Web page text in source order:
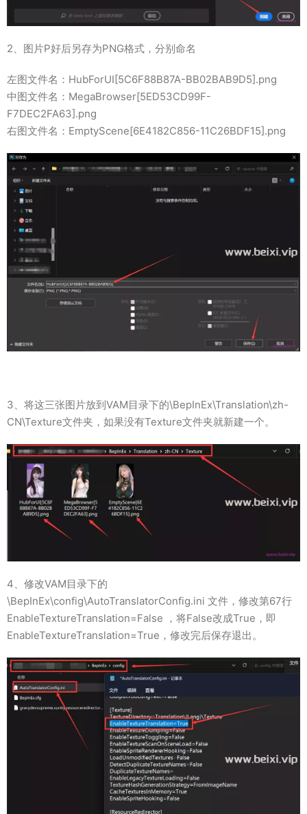
2、图片P好后另存为PNG格式，分别命名
左图文件名：HubForUI[5C6F88B87A-BB02BAB9D5].png
中图文件名：MegaBrowser[5ED53CD99F-
F7DEC2FA63].png
右图文件名：EmptyScene[6E4182C856-11C26BDF15].png
3、将这三张图片放到VAM目录下的\BepInEx\Translation\zh-
CN\Texture文件夹，如果没有Texture文件夹就新建一个。
4、修改VAM目录下的
\BepInEx\config\AutoTranslatorConfig.ini 文件，修改第67行
EnableTextureTranslation=False ，将False改成True，即
EnableTextureTranslation=True，修改完后保存退出。